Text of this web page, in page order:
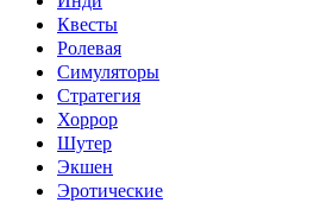
Квесты
Ролевая
Симуляторы
Стратегия
Хоррор
Шутер
Экшен
Эротические